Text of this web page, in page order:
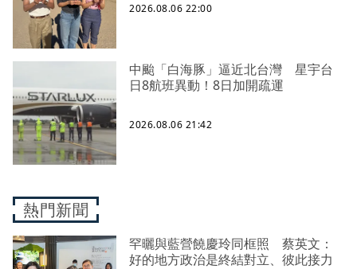
2026.08.06 22:00
中颱「白海豚」逼近北台灣 星宇台
日8航班異動！8日加開疏運
2026.08.06 21:42
熱門新聞
罕曬與藍營饒慶玲同框照 蔡英文：
好的地方政治是終結對立、彼此接力